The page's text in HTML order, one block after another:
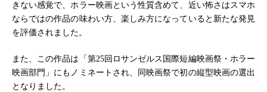
きない感覚で、ホラー映画という性質含めて、近い怖さはスマホ
ならではの作品の味わい方、楽しみ方になっていると新たな発見
を評価されました。
また、この作品は「第25回ロサンゼルス国際短編映画祭・ホラー
映画部門」にもノミネートされ、同映画祭で初の縦型映画の選出
となりました。